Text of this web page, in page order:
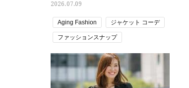
2026.07.09
Aging Fashion ジャケット コーデ
ファッションスナップ
大人の肌見せ 白パンツコーデ
読者スナップ
通勤コーデ・仕事の服装